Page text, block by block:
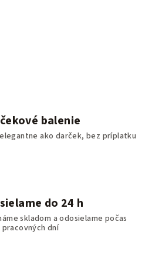
balenie
ako darček, bez príplatku
do 24 h
skladom a odosielame počas
pracovných dní